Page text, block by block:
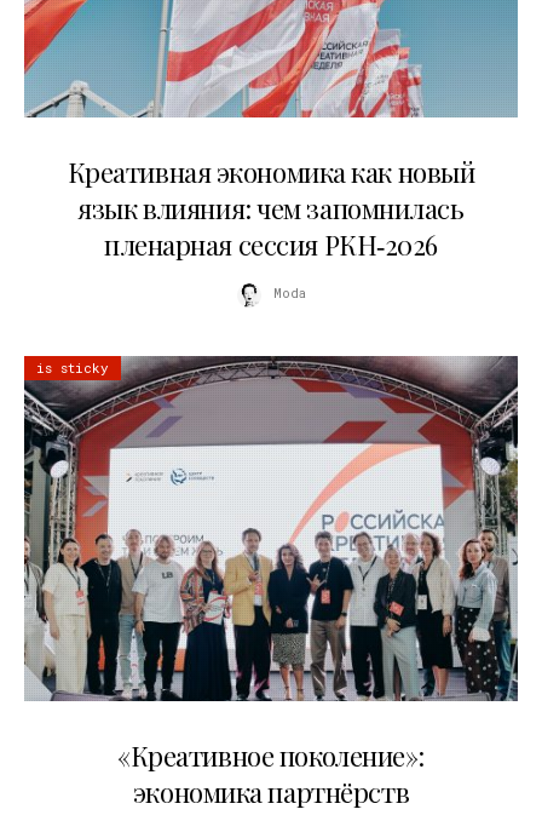
Креативная экономика как новый
язык влияния: чем запомнилась
пленарная сессия РКН‑2026
Moda
is sticky
«Креативное поколение»:
экономика партнёрств